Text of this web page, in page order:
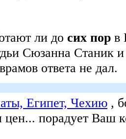
ли до сих пор в
Сюзанна Станик
ответа не дал.
Египет, Чехию ,
цен... порадует Ваш